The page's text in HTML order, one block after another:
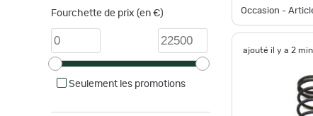
Fourchette de prix (en €)
Seulement les promotions
Occasion -
ajouté il y a 2